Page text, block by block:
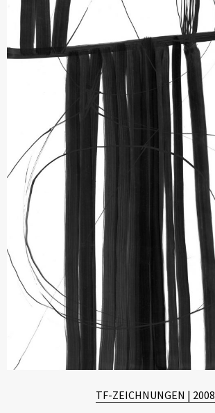
TF-ZEICHNUNGEN | 2008